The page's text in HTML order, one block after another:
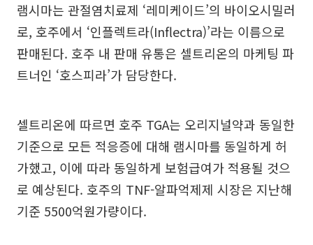
램시마는 관절염치료제 ‘레미케이드’의 바이오시밀러
로, 호주에서 ‘인플렉트라(Inflectra)’라는 이름으로
판매된다. 호주 내 판매 유통은 셀트리온의 마케팅 파
트너인 ‘호스피라’가 담당한다.
셀트리온에 따르면 호주 TGA는 오리지널약과 동일한
기준으로 모든 적응증에 대해 램시마를 동일하게 허
가했고, 이에 따라 동일하게 보험급여가 적용될 것으
로 예상된다. 호주의 TNF-알파억제제 시장은 지난해
기준 5500억원가량이다.